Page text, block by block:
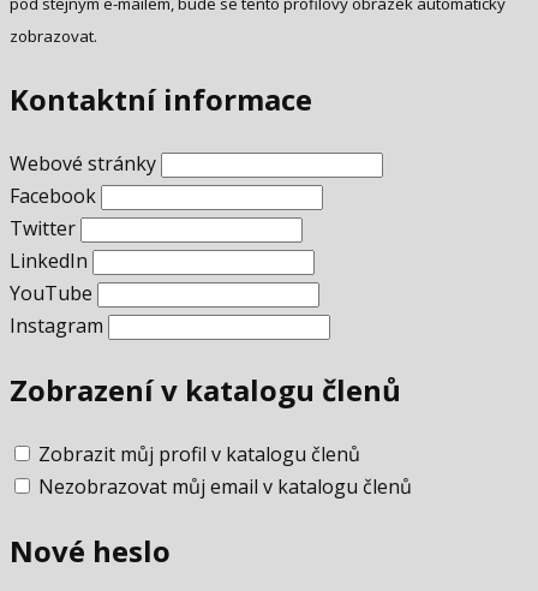
zobrazovat.
Kontaktní informace
Webové stránky
Facebook
Twitter
LinkedIn
YouTube
Instagram
Zobrazení v katalogu členů
Zobrazit můj profil v katalogu členů
Nezobrazovat můj email v katalogu členů
Nové heslo